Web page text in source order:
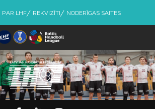
PAR LHF REKVIZĪTI NODERĪGAS SAITES